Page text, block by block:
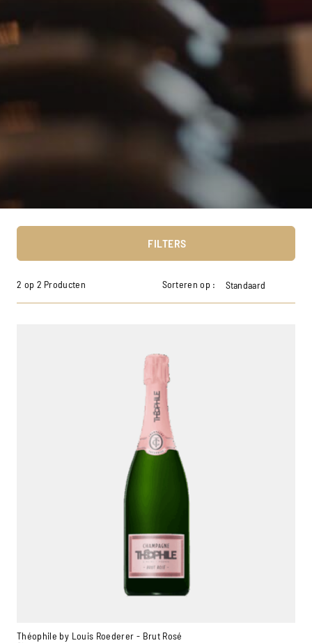
FILTERS
2 op 2 Producten Sorteren op : Standaard
Théophile by Louis Roederer - Brut Rosé